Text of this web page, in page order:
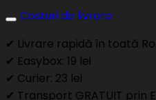
Costuri de livrare
✔ Livrare rapidă în toată
✔ Easybox: 19 lei
✔ Curier: 23 lei
✔ Transport GRATUIT prin